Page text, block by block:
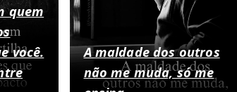
quem
você.
A maldade dos outros
não me muda, só me